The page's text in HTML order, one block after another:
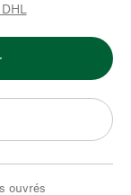
ouvrés